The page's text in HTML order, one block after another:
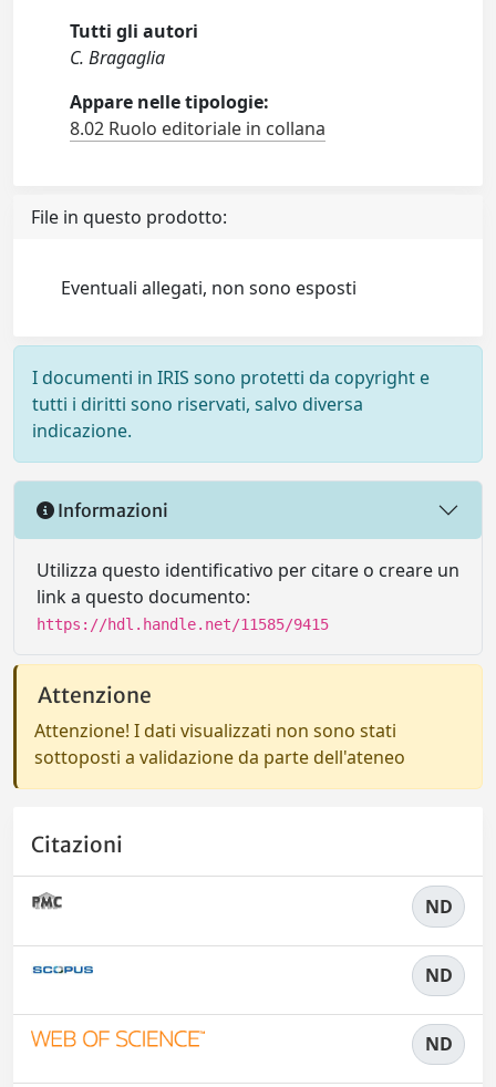
Tutti gli autori
C. Bragaglia
Appare nelle tipologie:
8.02 Ruolo editoriale in collana
File in questo prodotto:
Eventuali allegati, non sono esposti
I documenti in IRIS sono protetti da copyright e
tutti i diritti sono riservati, salvo diversa
indicazione.
Informazioni
Utilizza questo identificativo per citare o creare un
link a questo documento:
https://hdl.handle.net/11585/9415
Attenzione
Attenzione! I dati visualizzati non sono stati
sottoposti a validazione da parte dell'ateneo
Citazioni
ND
ND
ND